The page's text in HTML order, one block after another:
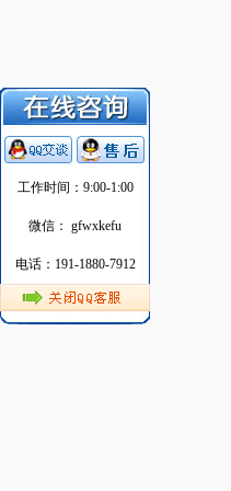
工作时间：9:00-1:00
微信： gfwxkefu
电话：191-1880-7912